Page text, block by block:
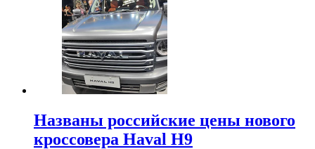
Названы российские цены нового
кроссовера Haval H9